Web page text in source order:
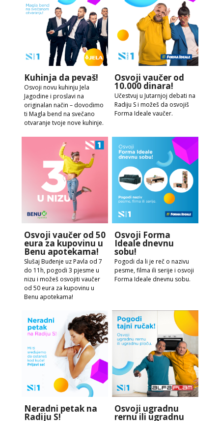
Kuhinja da pevaš!
Osvoji novu kuhinju Jela
Jagodine i proslavi na
originalan način – dovodimo
ti Magla bend na svečano
otvaranje tvoje nove kuhinje.
Osvoji vaučer od
10.000 dinara!
Učestvuj u Jutarnjoj debati na
Radiju S i možeš da osvojiš
Forma Ideale vaučer.
Osvoji vaučer od 50
eura za kupovinu u
Benu apotekama!
Slušaj Buđenje uz Pavla od 7
do 11h, pogodi 3 pjesme u
nizu i možeš osvojiti vaučer
od 50 eura za kupovinu u
Benu apotekama!
Osvoji Forma
Ideale dnevnu
sobu!
Pogodi da li je reč o nazivu
pesme, filma ili serije i osvoji
Forma Ideale dnevnu sobu.
Neradni petak na
Radiju S!
Osvoji ugradnu
rernu ili ugradnu